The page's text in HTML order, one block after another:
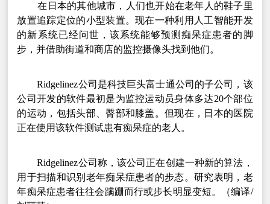
在日本的其他城市，人们也开始在老年人的鞋子里
放置追踪定位的小型装置。现在一种利用人工智能开发
的新系统已经问世，该系统能够预测痴呆症患者的脚
步，并借助街道和商店的监控摄像头找到他们。
Ridgelinez公司是科技巨头富士通公司的子公司，该
公司开发的软件最初是为监控运动员身体多达20个部位
的运动，包括头部、臀部和膝盖。但现在，日本的医院
正在使用该软件测试患有痴呆症的老人。
Ridgelinez公司称，该公司正在创建一种新的算法，
用于扫描和识别老年痴呆症患者的步态。研究表明，老
年痴呆症患者往往会蹒跚而行或步长明显变短。（编译/